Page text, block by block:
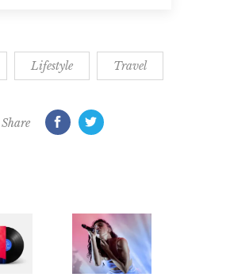
Lifestyle Travel
Share